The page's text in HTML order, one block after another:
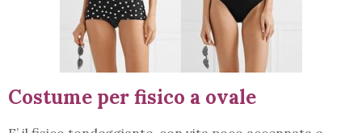
Costume per fisico a ovale